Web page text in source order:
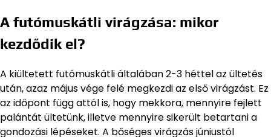
A futómuskátli virágzása: mikor
kezdődik el?
A kiültetett futómuskátli általában 2-3 héttel az ültetés
után, azaz május vége felé megkezdi az első virágzást. Ez
az időpont függ attól is, hogy mekkora, mennyire fejlett
palántát ültetünk, illetve mennyire sikerült betartani a
gondozási lépéseket. A bőséges virágzás júniustól